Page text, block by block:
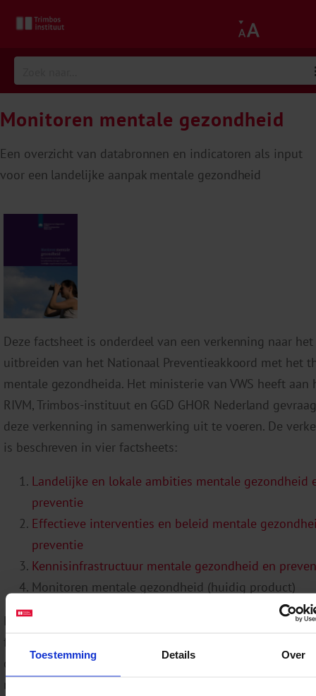
Toestemming Details Over
Monitoren mentale gezondheid
Een overzicht van databronnen en indicatoren als input
voor een landelijke aanpak mentale gezondheid
Deze factsheet is onderdeel van een verkenning naar het
uitbreiden van het Nationaal Preventieakkoord met het
mentale gezondheida. Het ministerie van VWS heeft aan
RIVM, Trimbos-instituut en GGD GHOR Nederland
deze verkenning in samenwerking uit te voeren. De
is beschreven in vier factsheets:
Landelijke en lokale ambities mentale gezondheid
preventie
Effectieve interventies en beleid mentale
preventie
Kennisinfrastructuur mentale gezondheid en
Monitoren mentale gezondheid (huidig product)
Een goed functionerende kennisinfrastructuur stimuleert,
faciliteert en ondersteunt kennisgestuurd werken aan
op het thema mentale gezondheid. Het monitoren van de
mentale gezondheid is daar onderdeel van. Inzicht in de